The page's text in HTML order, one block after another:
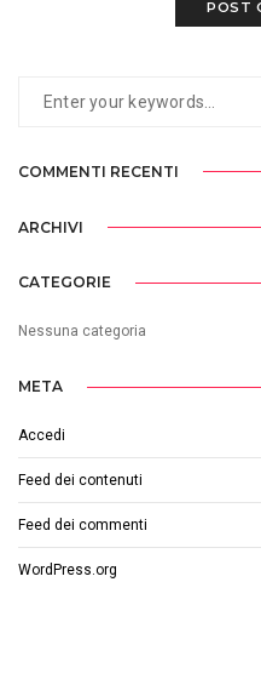
COMMENTI RECENTI
ARCHIVI
CATEGORIE
Nessuna categoria
META
Accedi
Feed dei contenuti
Feed dei commenti
WordPress.org